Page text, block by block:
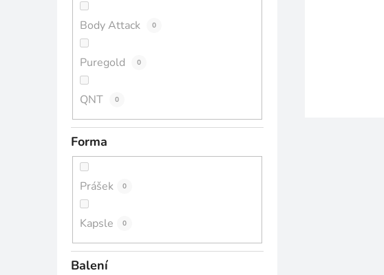
Body Attack 0
Puregold 0
QNT 0
Forma
Prášek 0
Kapsle 0
Balení